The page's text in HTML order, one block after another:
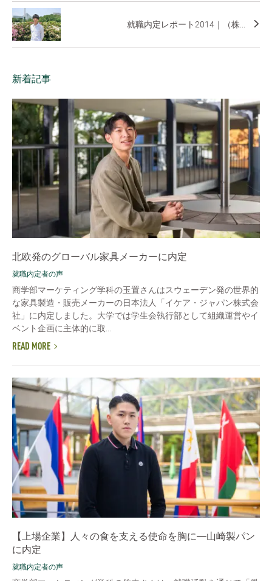
就職内定レポート2014｜（株...
新着記事
北欧発のグローバル家具メーカーに内定
就職内定者の声
商学部マーケティング学科の玉置さんはスウェーデン発の世界的
な家具製造・販売メーカーの日本法人「イケア・ジャパン株式会
社」に内定しました。大学では学生会執行部として組織運営やイ
ベント企画に主体的に取...
READ MORE
【上場企業】人々の食を支える使命を胸に―山崎製パン
に内定
就職内定者の声